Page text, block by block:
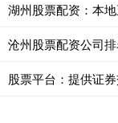
湖州股票配资：本
沧州股票配资公司
股票平台：提供证